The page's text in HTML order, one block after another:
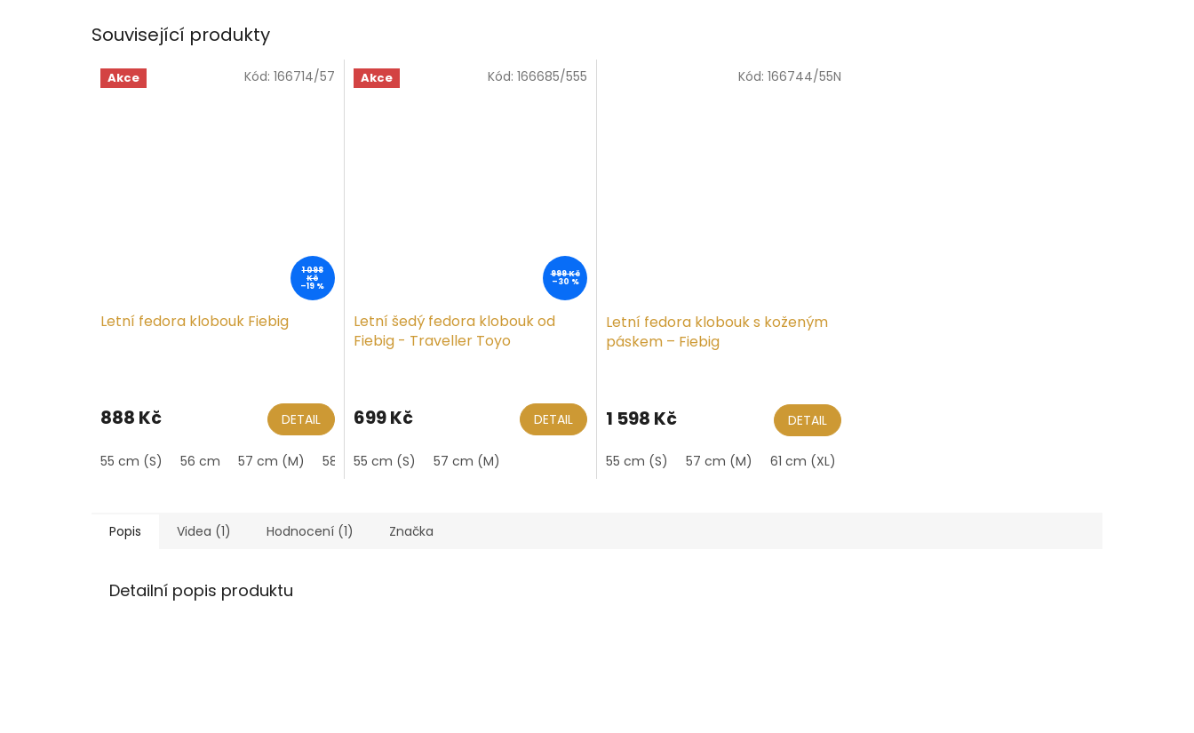
Související produkty
Akce
1 098
Kč
–19 %
Letní fedora klobouk Fiebig
888 Kč DETAIL
55 cm (S) 56 cm 57 cm (M) 58 cm 59 cm (L) 60 cm
Kód: 166714/57 Akce
999 Kč
–30 %
Letní šedý fedora klobouk od
Fiebig - Traveller Toyo
699 Kč DETAIL
55 cm (S) 57 cm (M)
Kód: 166685/555
Letní fedora klobouk s koženým
páskem – Fiebig
1 598 Kč DETAIL
55 cm (S) 57 cm (M) 61 cm (XL)
Kód: 166744/55N
Popis Videa (1) Hodnocení (1) Značka
Detailní popis produktu